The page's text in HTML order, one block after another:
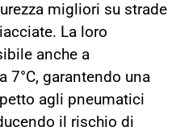
migliori su strade
La loro
anche a
7°C, garantendo una
agli pneumatici
il rischio di